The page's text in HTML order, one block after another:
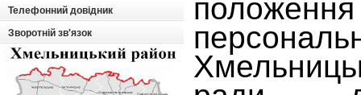
Телефонний довідник
Зворотній зв'язок